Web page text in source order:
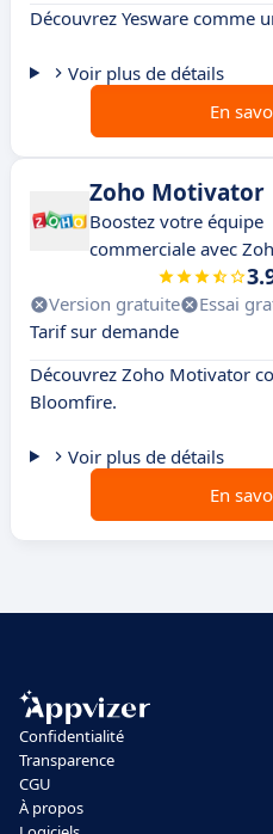
Découvrez Yesware comme
Voir plus de détails
En
Zoho Motivator
Boostez votre équipe
commerciale avec
Version gratuite Essai
Tarif sur demande
Découvrez Zoho Motivator
Bloomfire.
Voir plus de détails
En
Confidentialité
Transparence
CGU
À propos